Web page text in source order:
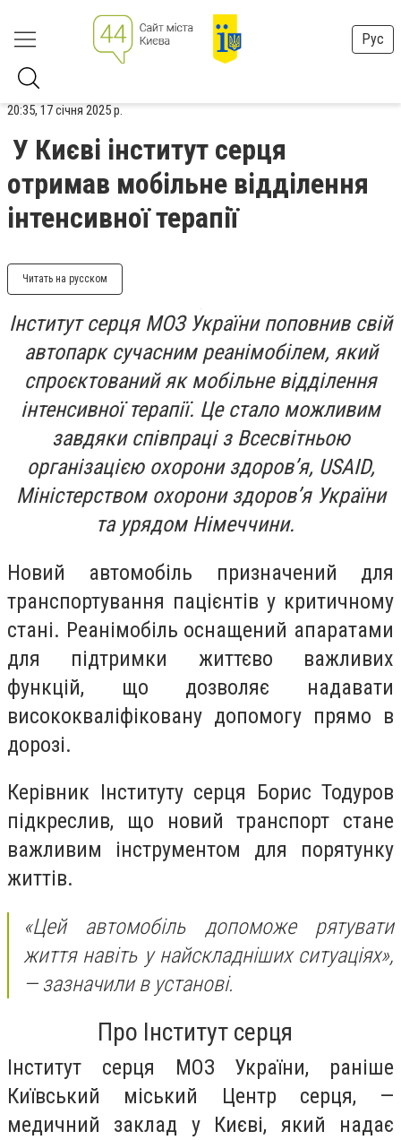
Рус
20:35, 17 січня 2025 р.
У Києві інститут серця
отримав мобільне відділення
інтенсивної терапії
Читать на русском
Інститут серця МОЗ України поповнив свій
автопарк сучасним реанімобілем, який
спроєктований як мобільне відділення
інтенсивної терапії. Це стало можливим
завдяки співпраці з Всесвітньою
організацією охорони здоров’я, USAID,
Міністерством охорони здоров’я України
та урядом Німеччини.
Новий автомобіль призначений для
транспортування пацієнтів у критичному
стані. Реанімобіль оснащений апаратами
для підтримки життєво важливих
функцій, що дозволяє надавати
висококваліфіковану допомогу прямо в
дорозі.
Керівник Інституту серця Борис Тодуров
підкреслив, що новий транспорт стане
важливим інструментом для порятунку
життів.
«Цей автомобіль допоможе рятувати
життя навіть у найскладніших ситуаціях»,
— зазначили в установі.
Про Інститут серця
Інститут серця МОЗ України, раніше
Київський міський Центр серця, —
медичний заклад у Києві, який надає